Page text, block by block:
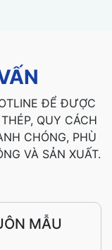
ĐỂ ĐƯỢC
QUY CÁCH
CHÓNG, PHÙ
VÀ SẢN XUẤT.
MẪU